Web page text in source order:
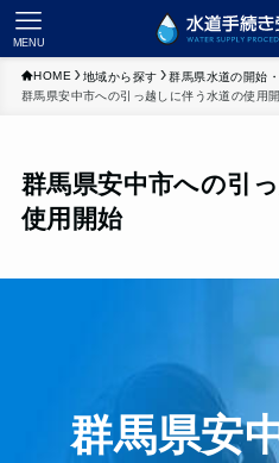
MENU
HOME 地域から探す
群馬県水道の開始
群馬県安中市への引っ越しに伴う水道の使用
群馬県安中市への引
使用開始
群馬県安